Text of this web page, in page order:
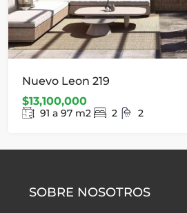
Nuevo Leon 219
$13,100,000
91 a 97 m2 2 2
SOBRE NOSOTROS